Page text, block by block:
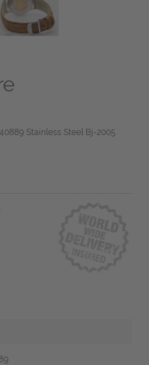
Stainless Steel Bj-2005